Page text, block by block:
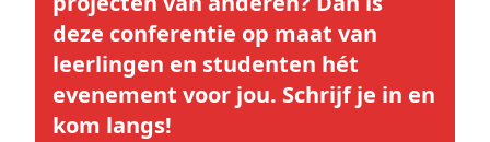
deze conferentie op maat van
leerlingen en studenten hét
evenement voor jou. Schrijf je in en
kom langs!